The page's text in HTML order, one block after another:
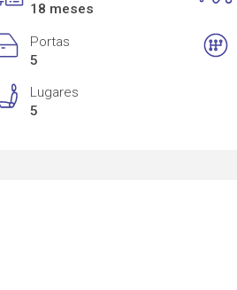
18 meses
Portas
5
Lugares
5